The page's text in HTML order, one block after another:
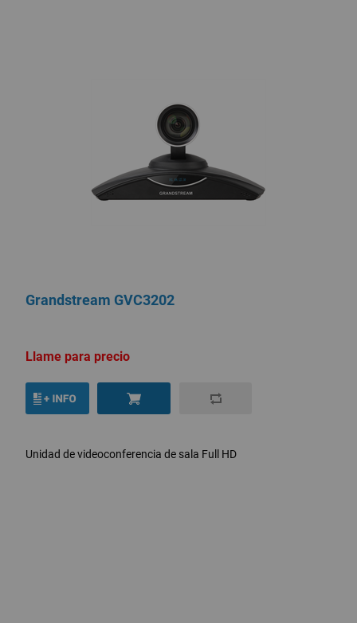
Grandstream GVC3202
Llame para precio
Unidad de videoconferencia de sala Full HD